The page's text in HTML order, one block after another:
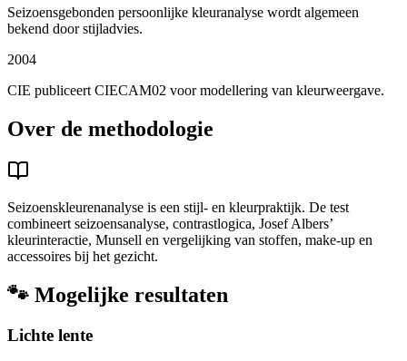
Seizoensgebonden persoonlijke kleuranalyse wordt algemeen
bekend door stijladvies.
2004
CIE publiceert CIECAM02 voor modellering van kleurweergave.
Over de methodologie
Seizoenskleurenanalyse is een stijl- en kleurpraktijk. De test
combineert seizoensanalyse, contrastlogica, Josef Albers’
kleurinteractie, Munsell en vergelijking van stoffen, make-up en
accessoires bij het gezicht.
🐾 Mogelijke resultaten
Lichte lente